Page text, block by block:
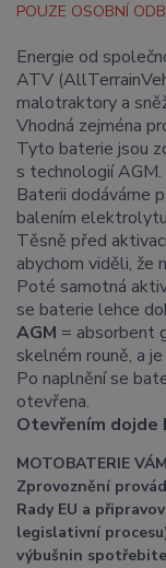
POUZE OSOBNÍ
Energie od
ATV
malotraktory a
Vhodná zejména
Tyto baterie jsou
s technologií AGM.
Baterii dodáváme
balením
Těsně před
abychom viděli, že
Poté samotná
se baterie lehce
AGM = absorbent
skelném rouně, a
Po naplnění se
otevřena.
Otevřením dojde
MOTOBATERIE
Zprovoznění
Rady EU a
legislativní
výbušnin